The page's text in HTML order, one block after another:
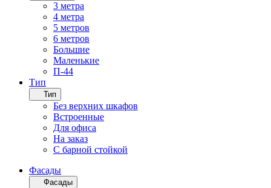
3 метра
4 метра
5 метров
6 метров
Большие
Маленькие
П-44
Тип
Тип
Без верхних шкафов
Встроенные
Для офиса
На заказ
С барной стойкой
Фасады
Фасады